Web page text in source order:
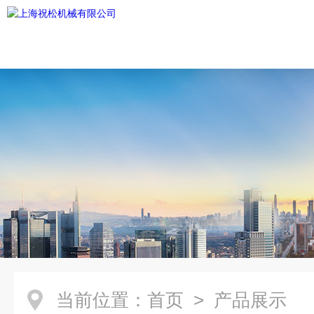
当前位置： 首页 > 产品展示